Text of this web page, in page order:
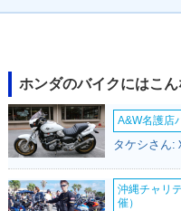
ホンダのバイクにはこ
A&W名護店
タケシさん:
沖縄チャリ
催）